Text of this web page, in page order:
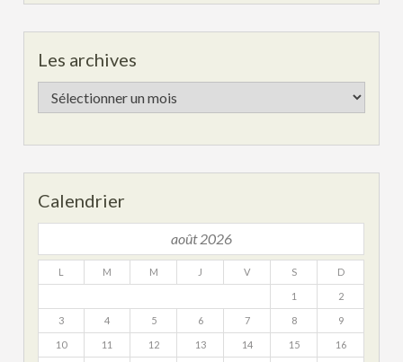
Les archives
Les
archives
Calendrier
août 2026
L M M J V S D
1 2
3 4 5 6 7 8 9
10 11 12 13 14 15 16